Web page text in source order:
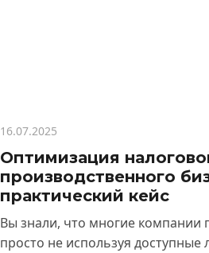
16.07.2025
Оптимизация
производственного
практический кейс
Вы знали, что многие компании
просто не используя